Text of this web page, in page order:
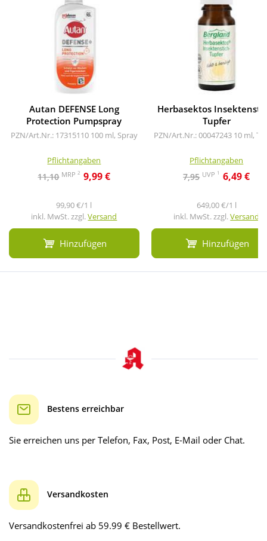
Autan DEFENSE Long
Protection Pumpspray
PZN/Art.Nr.: 17315110 100 ml, Spray
Pflichtangaben
11,10 MRP2 9,99 €
99,90 €/1 l
inkl. MwSt. zzgl.Versand
Hinzufügen
Herbasektos
Tupfer
PZN/Art.Nr.: 00047243 10 ml,
Pflichtangaben
7,95 UVP 1 6,49 €
649,00 €/1 l
inkl. MwSt. zzgl.Versand
Hinzufügen
Bestens erreichbar
Sie erreichen uns per Telefon, Fax, Post, E-Mail oder Chat.
Versandkosten
Versandkostenfrei ab 59.99 € Bestellwert.